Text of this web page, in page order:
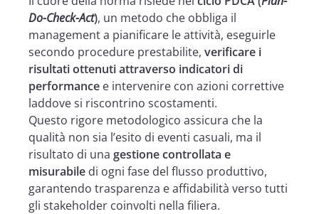
Do-Check-Act), un metodo che obbliga il
management a pianificare le attività, eseguirle
secondo procedure prestabilite, verificare i
risultati ottenuti attraverso indicatori di
performance e intervenire con azioni correttive
laddove si riscontrino scostamenti.
Questo rigore metodologico assicura che la
qualità non sia l’esito di eventi casuali, ma il
risultato di una gestione controllata e
misurabile di ogni fase del flusso produttivo,
garantendo trasparenza e affidabilità verso tutti
gli stakeholder coinvolti nella filiera.